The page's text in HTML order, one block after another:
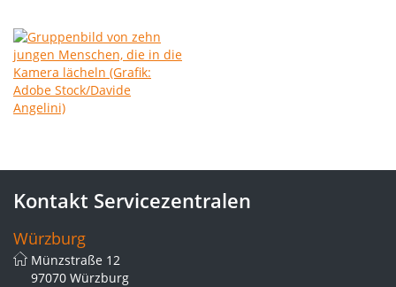
Kontakt Servicezentralen
Würzburg
Münzstraße 12
97070 Würzburg